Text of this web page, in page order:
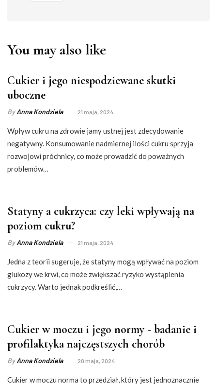
You may also like
Cukier i jego niespodziewane skutki
uboczne
ByAnna Kondziela 21 maja, 2024
Wpływ cukru na zdrowie jamy ustnej jest zdecydowanie
negatywny. Konsumowanie nadmiernej ilości cukru sprzyja
rozwojowi próchnicy, co może prowadzić do poważnych
problemów…
Statyny a cukrzyca: czy leki wpływają na
poziom cukru?
ByAnna Kondziela 21 maja, 2024
Jedna z teorii sugeruje, że statyny mogą wpływać na poziom
glukozy we krwi, co może zwiększać ryzyko wystąpienia
cukrzycy. Warto jednak podkreślić,…
Cukier w moczu i jego normy - badanie i
profilaktyka najczęstszych chorób
ByAnna Kondziela 20 maja, 2024
Cukier w moczu norma to przedział, który jest jednoznacznie